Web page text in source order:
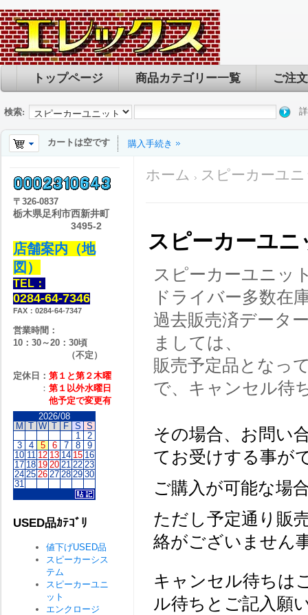
トップページ 商品カテゴリー一覧 ご注
検索:
カートは空です 購入手続き
ホーム スピーカーユ
スピーカーユニ
スピーカーユニッ
ドライバー多数在
過去販売済データ
ましては、
販売予定品となっ
で、キャンセル待
その場合、お問い
てお受けする事が
ご購入が可能な場
ただし予定通り販
絡がございません
キャンセル待ち
ル待ちとご記入願
〒 326-0837
栃木県足利市西新井町
3495-2
店舗案内（地
図）
TEL：
0284-64-7346
FAX：0284-64-7347
営業時間：
10：30～20：30頃
（不定）
定休日： 第１と第２木曜
： 第１以外水曜日
他予定で変更有
2026/08
M T W T F S S
1
2
3
4 5 6 7 8
9
10 11 12 13 14 15 16
17 18 19 20 21 22 23
24 25 26 27 28 29 30
31
USED品ｶﾃｺﾞﾘ
値下げUSED品
スピーカーシス
テム
スピーカーユニ
ット
エンクロージ